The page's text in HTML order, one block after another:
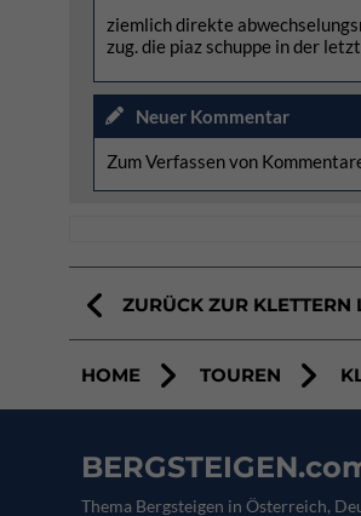
ziemlich direkte
zug. die piaz schuppe in der
Neuer Kommentar
Zum Verfassen von
ZURÜCK ZUR KLETTERN
HOME TOUREN
Thema Bergsteigen in Österreich,